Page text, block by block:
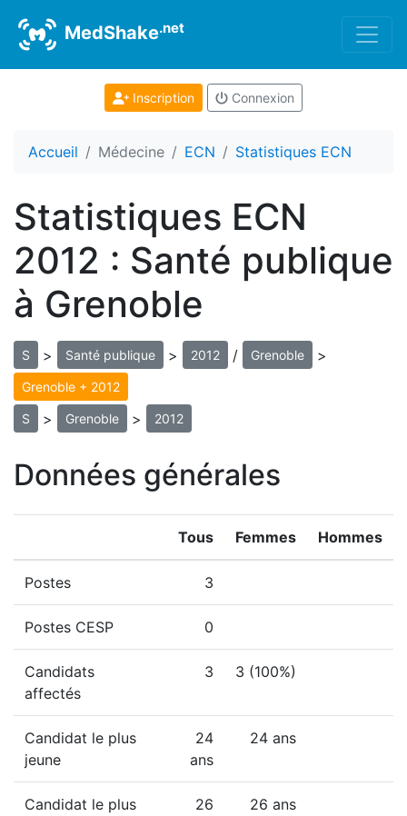
MedShake.net
Inscription Connexion
Accueil Médecine ECN Statistiques ECN
Statistiques ECN
2012 : Santé publique
à Grenoble
S > Santé publique > 2012 / Grenoble >
Grenoble + 2012
S > Grenoble > 2012
Données générales
Tous Femmes Hommes
Postes 3
Postes CESP 0
Candidats
affectés
3 3 (100%)
Candidat le plus
jeune
24
ans
24 ans
Candidat le plus
26
26 ans